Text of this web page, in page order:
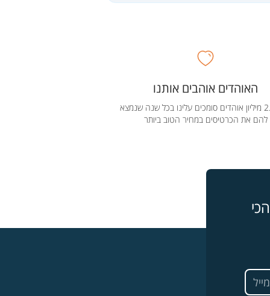
האוהדים אוהבים אותנו
מעל 2.5 מיליון אוהדים סומכים עלינו בכל שנה שנמצא
להם את הכרטיסים במחיר הטוב ביותר